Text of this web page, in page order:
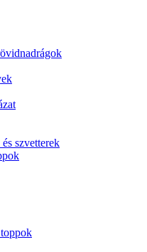
szvetterek